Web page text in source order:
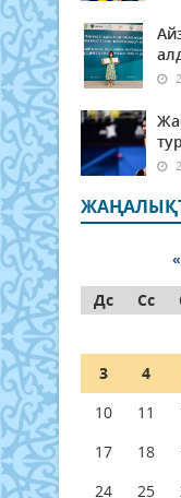
«
Дс
Сс
3
4
10
11
17
18
24
25